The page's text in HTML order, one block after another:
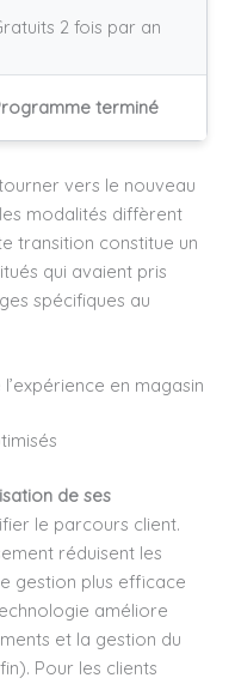
2 fois par an
terminé
vers le nouveau
modalités diffèrent
transition constitue un
qui avaient pris
spécifiques au
en magasin
de ses
le parcours client.
réduisent les
gestion plus efficace
améliore
et la gestion du
Pour les clients